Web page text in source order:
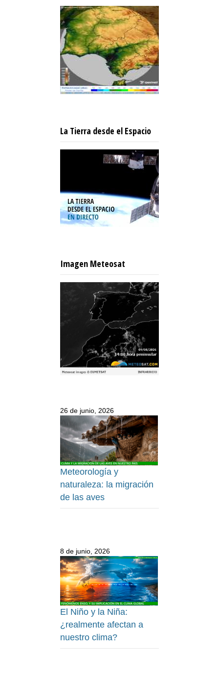
La Tierra desde el Espacio
Imagen Meteosat
26 de junio, 2026
Meteorología y
naturaleza: la migración
de las aves
8 de junio, 2026
El Niño y la Niña:
¿realmente afectan a
nuestro clima?